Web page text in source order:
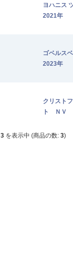
ヨハニス
2021年
ゴベルス
2023年
クリスト
ト ＮＶ
3 を表示中 (商品の数: 3)